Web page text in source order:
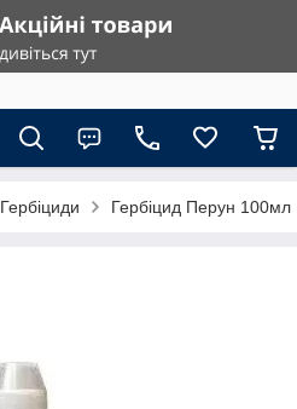
Гербіциди Гербіцид Перун 100мл